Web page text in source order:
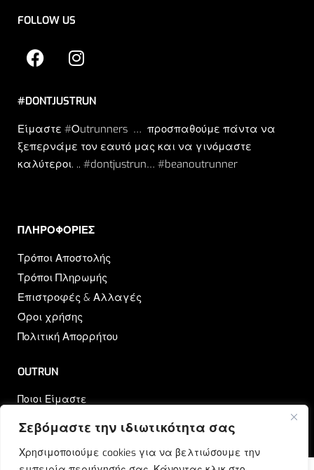
Σεβόμαστε την ιδιωτικότητα σας
Χρησιμοποιούμε cookies για να βελτιώσουμε την
FOLLOW US
#DONTJUSTRUN
Είμαστε #Οutrunners … προσπαθούμε πάντα να
ξεπερνάμε τον εαυτό μας και να γινόμαστε
καλύτεροι. .. #dontjustrun… #beanoutrunner
ΠΛΗΡΟΦΟΡΙΕΣ​
Τρόποι Αποστολής
Τρόποι Πληρωμής
Επιστροφές & Αλλαγές
Όροι χρήσης
Πολιτική Απορρήτου
OUTRUN
Ποιοι Είμαστε
Blog